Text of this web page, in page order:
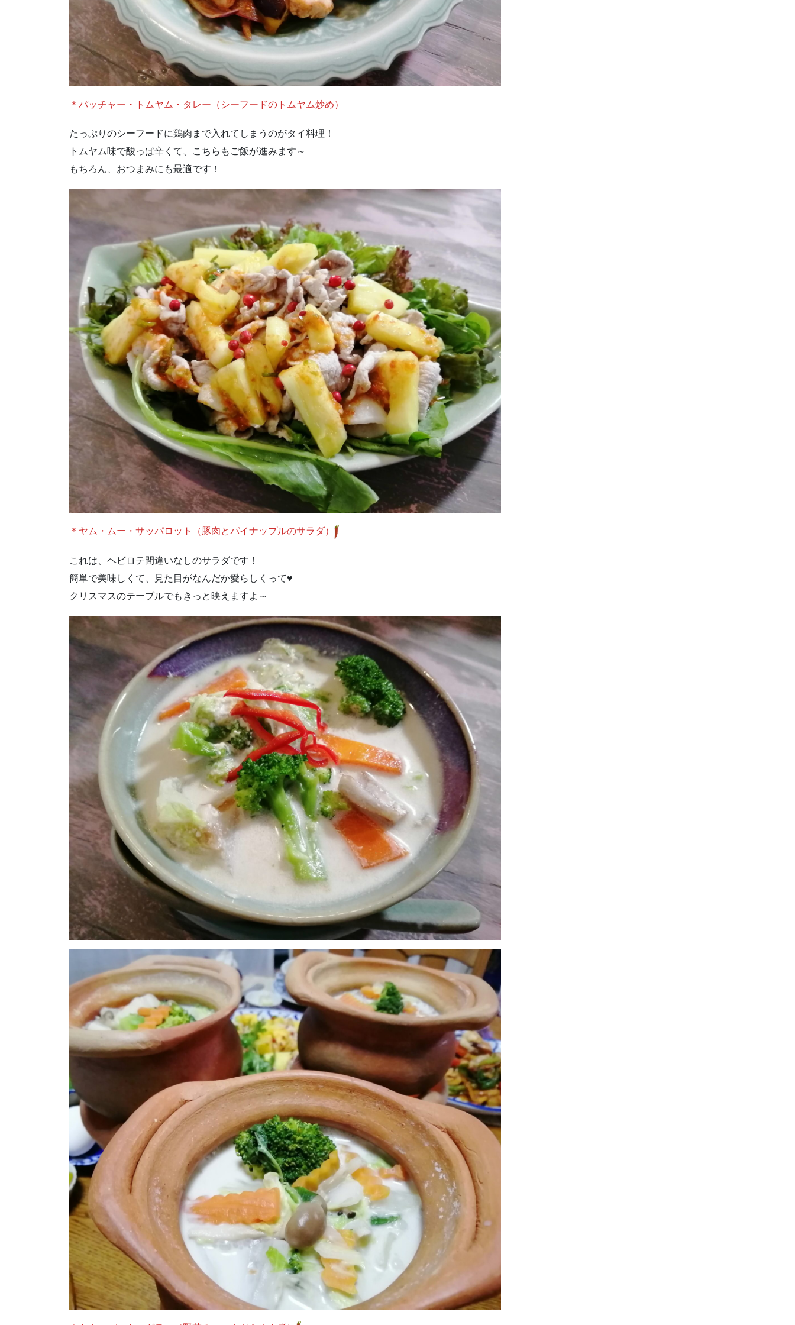
＊パッチャー・トムヤム・タレー（シーフードのトムヤム炒め）
たっぷりのシーフードに鶏肉まで入れてしまうのがタイ料理！
トムヤム味で酸っぱ辛くて、こちらもご飯が進みます～
もちろん、おつまみにも最適です！
＊ヤム・ムー・サッパロット（豚肉とパイナップルのサラダ）
これは、ヘビロテ間違いなしのサラダです！
簡単で美味しくて、見た目がなんだか愛らしくって♥
クリスマスのテーブルでもきっと映えますよ～